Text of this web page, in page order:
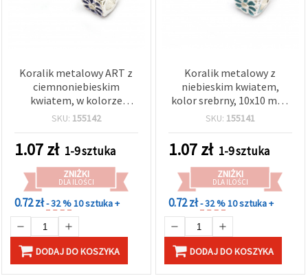
Koralik metalowy ART z
ciemnoniebieskim
kwiatem, w kolorze
srebra, 10x10 mm, otwór:
SKU: 155142
1.07zł 1-9 sztuka
ZNIŻKI
DLA ILOŚCI
0.72 zł- 32 %10 sztuka +
DODAJ DO KOSZYKA
Koralik metalowy z
niebieskim kwiatem,
kolor srebrny, 10x10 mm,
otwór 5,5 mm
SKU: 155141
1.07zł 1-9 sztuka
ZNIŻKI
DLA ILOŚCI
0.72 zł- 32 %10 sztuka +
DODAJ DO KOSZYKA